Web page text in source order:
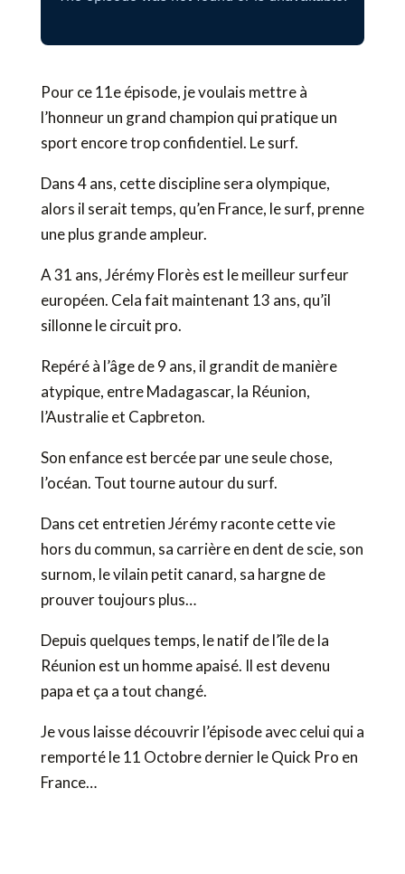
Pour ce 11e épisode, je voulais mettre à
l’honneur un grand champion qui pratique un
sport encore trop confidentiel. Le surf.
Dans 4 ans, cette discipline sera olympique,
alors il serait temps, qu’en France, le surf, prenne
une plus grande ampleur.
A 31 ans, Jérémy Florès est le meilleur surfeur
européen. Cela fait maintenant 13 ans, qu’il
sillonne le circuit pro.
Repéré à l’âge de 9 ans, il grandit de manière
atypique, entre Madagascar, la Réunion,
l’Australie et Capbreton.
Son enfance est bercée par une seule chose,
l’océan. Tout tourne autour du surf.
Dans cet entretien Jérémy raconte cette vie
hors du commun, sa carrière en dent de scie, son
surnom, le vilain petit canard, sa hargne de
prouver toujours plus…
Depuis quelques temps, le natif de l’île de la
Réunion est un homme apaisé. Il est devenu
papa et ça a tout changé.
Je vous laisse découvrir l’épisode avec celui qui a
remporté le 11 Octobre dernier le Quick Pro en
France…